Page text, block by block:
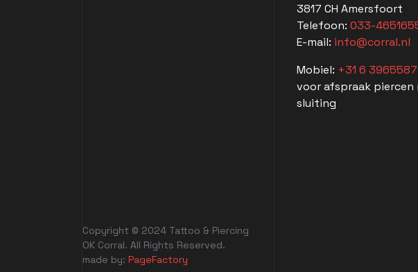
Copyright © 2024 Tattoo & Piercing
OK Corral. All Rights Reserved.
made by: PageFactory
3817 CH Amersfoort
Telefoon: 033-
E-mail: info@corral.nl
Mobiel: +31 6
voor afspraak piercen
sluiting